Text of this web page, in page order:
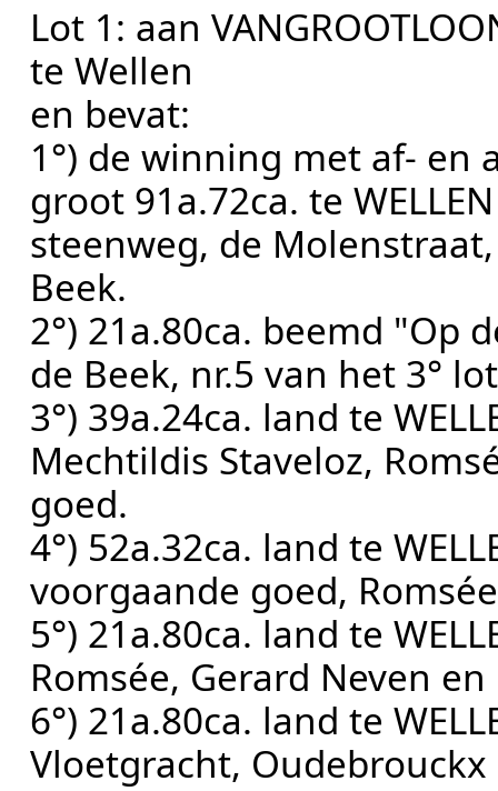
Lot 1: aan
te Wellen
en bevat:
1°) de winning met af- en
groot 91a.72ca. te
steenweg, de
Beek.
2°) 21a.80ca. beemd "Op
de Beek, nr.5 van het 3°
3°) 39a.24ca. land te
Mechtildis Staveloz,
goed.
4°) 52a.32ca. land te
voorgaande goed,
5°) 21a.80ca. land te
Romsée, Gerard Neven
6°) 21a.80ca. land te
Vloetgracht,